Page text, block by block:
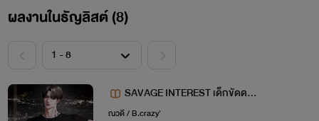
ผลงานในธัญลิสต์ (8)
SAVAGE INTEREST เด็กขัดดอ
ก
ณวดี / B.crazy'